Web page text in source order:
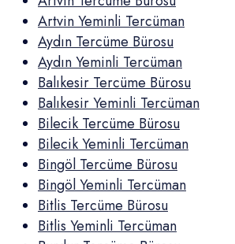
Artvin Yeminli Tercüman
Aydın Tercüme Bürosu
Aydın Yeminli Tercüman
Balıkesir Tercüme Bürosu
Balıkesir Yeminli Tercüman
Bilecik Tercüme Bürosu
Bilecik Yeminli Tercüman
Bingöl Tercüme Bürosu
Bingöl Yeminli Tercüman
Bitlis Tercüme Bürosu
Bitlis Yeminli Tercüman